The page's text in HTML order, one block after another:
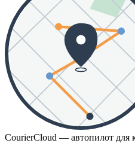
CourierCloud — автопилот для